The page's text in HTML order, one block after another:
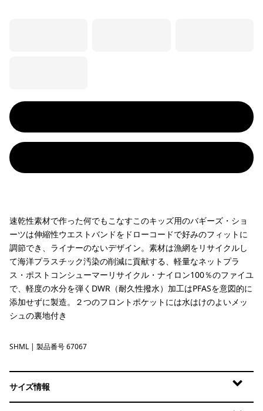
速乾性素材で作った何でもこなすこのキッズ用のバギーズ・ショ
ーツは伸縮性ウエストバンドをドローコードで好みのフィットに
調節でき、ライナーのないデザイン。素材は漁網をリサイクルし
て海洋プラスチック汚染の削減に貢献する、軽量なネットプラ
ス・ポストコンシューマーリサイクル・ナイロン100％のファイユ
で、軽度の水分を弾くDWR（耐久性撥水）加工はPFASを意図的に
添加せずに製造。２つのフロントポケットには水はけのよいメッ
シュの裏地付き
Shelly Shelly: Mellow Melon
SHML | 製品番号 67067
サイズ情報